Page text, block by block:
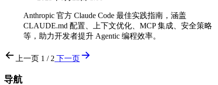
Anthropic 官方 Claude Code 最佳实践指南，涵盖
CLAUDE.md 配置、上下文优化、MCP 集成、安全策略
等，助力开发者提升 Agentic 编程效率。
上一页 1 / 2 下一页
导航